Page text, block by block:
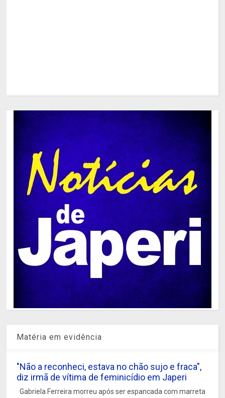
Matéria em evidência
"Não a reconheci, estava no chão sujo e fraca",
diz irmã de vítima de feminicídio em Japeri
Gabriela Ferreira morreu após ser espancada com marreta